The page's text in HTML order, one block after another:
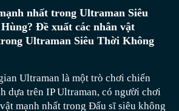
đội hình Tấn Công Nhanh Gặt Hái,
máu và choáng, trong đó Bàn Cổ là
năng chảy máu diện rộng kết hợp
khi kẻ địch sắp chết, biến ông
nhất ở giai đoạn cuối, càng kéo
hiện sức mạnh. Mí Lễ Phật chịu
của các anh hùng trong Kingdom
sẻ đến đây. Trong trò chơi, các nhân
rất hữu ích, nếu muốn nắm bắt thêm
Rush 5, hãy nhớ theo dõi
trong Kingdom Rush 5, tôi đã xếp
hợp lý 4 anh hùng trên, thường
Để nắm bắt thêm thông tin quý giá
theo dõi 应用豌豆荚。
và Szayel Aporro, đây là một
nhân. Nhân vật chính C của đội hình
cuối cùng của anh ta có tỷ lệ sát
trò chơi hiện tại, khi kích hoạt, có
tấn công, đòn tấn công này gây sát
cho tất cả đơn vị phía trước, điều này
hợp bình thường, sau khi nhận
nhân vật hỗ trợ trong đội, sát thương
Lượng + Hoàng Nguyệt Anh + Chu
nhất trong Ultraman Siêu
Đề xuất các nhân vật
Ultraman Siêu Thời Không
Ultraman là một trò chơi chiến
dựa trên IP Ultraman, có người chơi
mạnh nhất trong Đấu sĩ siêu không